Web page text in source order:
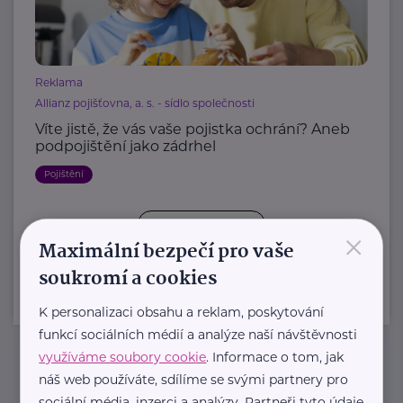
Reklama
Allianz pojišťovna, a. s. - sídlo společnosti
Víte jistě, že vás vaše pojistka ochrání? Aneb
podpojištění jako zádrhel
Pojištění
Newsletter
×
Maximální bezpečí pro vaše
soukromí a cookies
K personalizaci obsahu a reklam, poskytování
funkcí sociálních médií a analýze naší návštěvnosti
využíváme soubory cookie. Informace o tom, jak
náš web používáte, sdílíme se svými partnery pro